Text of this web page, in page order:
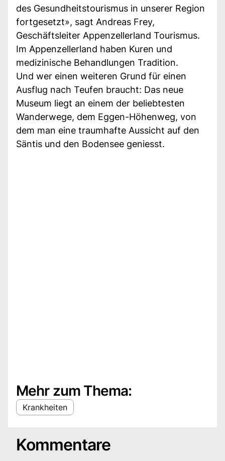
des Gesundheitstourismus in unserer Region
fortgesetzt», sagt Andreas Frey,
Geschäftsleiter Appenzellerland Tourismus.
Im Appenzellerland haben Kuren und
medizinische Behandlungen Tradition.
Und wer einen weiteren Grund für einen
Ausflug nach Teufen braucht: Das neue
Museum liegt an einem der beliebtesten
Wanderwege, dem Eggen-Höhenweg, von
dem man eine traumhafte Aussicht auf den
Säntis und den Bodensee geniesst.
Mehr zum Thema:
Krankheiten
Kommentare